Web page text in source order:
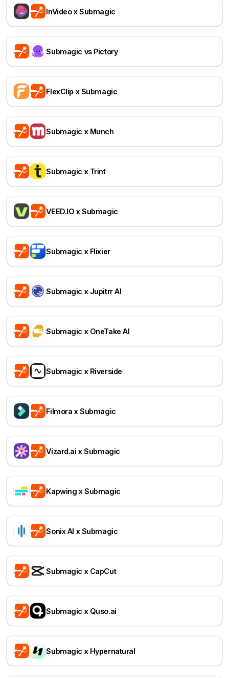
InVideo x Submagic
Submagic vs Pictory
FlexClip x Submagic
Submagic x Munch
Submagic x Trint
VEED.IO x Submagic
Submagic x Flixier
Submagic x Jupitrr AI
Submagic x OneTake AI
Submagic x Riverside
Filmora x Submagic
Vizard.ai x Submagic
Kapwing x Submagic
Sonix AI x Submagic
Submagic x CapCut
Submagic x Quso.ai
Submagic x Hypernatural